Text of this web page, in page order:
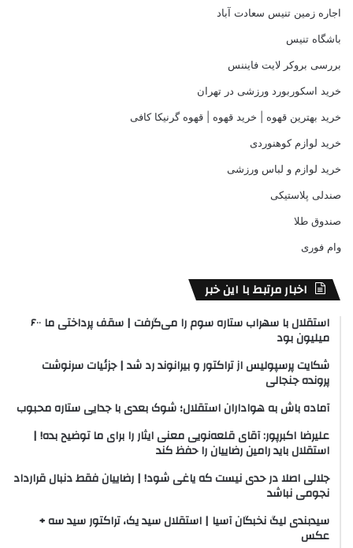
اجاره زمین تنیس سعادت آباد
باشگاه تنیس
بررسی بروکر لایت فایننس
خرید اسکوربورد ورزشی در تهران
خرید بهترین قهوه | خرید قهوه | قهوه گرنیکا کافی
خرید لوازم کوهنوردی
خرید لوازم و لباس ورزشی
صندلی پلاستیکی
صندوق طلا
وام فوری
اخبار مرتبط با این خبر
استقلال با سهراب ستاره سوم را می‌گرفت | سقف پرداختی ما ۶۰۰
میلیون بود
شکایت پرسپولیس از تراکتور و بیرانوند رد شد | جزئیات سرنوشت
پرونده جنجالی
آماده باش به هواداران استقلال؛ شوک بعدی با جدایی ستاره محبوب
علیرضا اکبرپور: آقای قلعه‌نویی معنی ایثار را برای ما توضیح بده! |
استقلال باید رامین رضاییان را حفظ کند
جلالی اصلا در حدی نیست که یاغی شود! | رضاییان فقط دنبال قرارداد
نجومی نباشد
سیدبندی لیگ نخبگان آسیا | استقلال سید یک،‌ تراکتور سید سه +
عکس